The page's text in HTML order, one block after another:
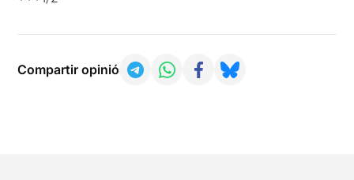
Compartir opinió